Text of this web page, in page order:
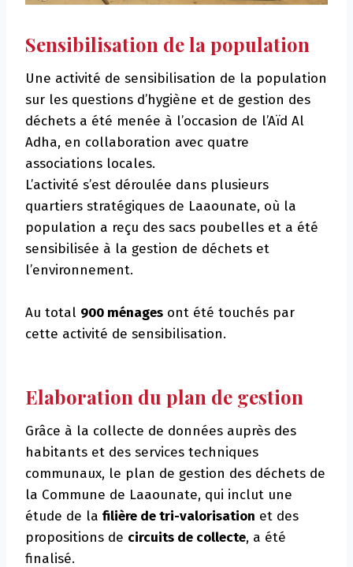
Sensibilisation de la population
Une activité de sensibilisation de la population
sur les questions d’hygiène et de gestion des
déchets a été menée à l’occasion de l’Aïd Al
Adha, en collaboration avec quatre
associations locales.
L’activité s’est déroulée dans plusieurs
quartiers stratégiques de Laaounate, où la
population a reçu des sacs poubelles et a été
sensibilisée à la gestion de déchets et
l’environnement.
Au total 900 ménages ont été touchés par
cette activité de sensibilisation.
Elaboration du plan de gestion
Grâce à la collecte de données auprès des
habitants et des services techniques
communaux, le plan de gestion des déchets de
la Commune de Laaounate, qui inclut une
étude de la filière de tri-valorisation et des
propositions de circuits de collecte, a été
finalisé.